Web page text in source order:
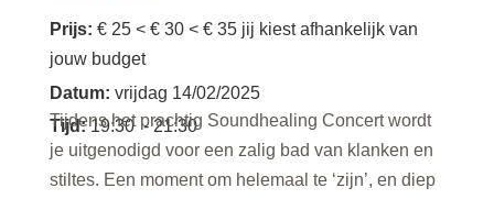
Prijs: € 25 < € 30 < € 35 jij kiest afhankelijk van
jouw budget
Datum: vrijdag 14/02/2025
Tijd:19:30 - 21:30
Tijdens het prachtig Soundhealing Concert wordt
je uitgenodigd voor een zalig bad van klanken en
stiltes. Een moment om helemaal te ‘zijn’, en diep